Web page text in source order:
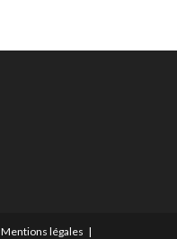
Mentions légales